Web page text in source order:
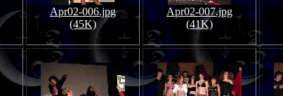
Apr02-006.jpg
(45K)
Apr02-007.jpg
(41K)